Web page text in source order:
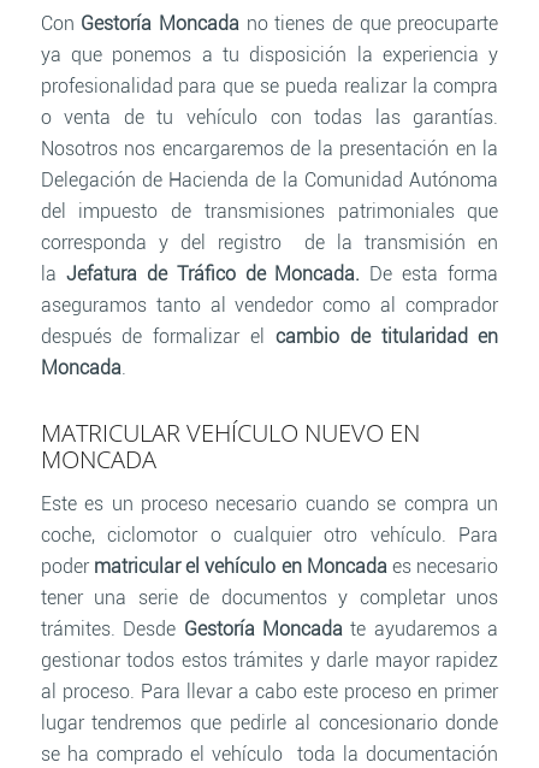
Con Gestoría Moncada no tienes de que preocuparte
ya que ponemos a tu disposición la experiencia y
profesionalidad para que se pueda realizar la compra
o venta de tu vehículo con todas las garantías.
Nosotros nos encargaremos de la presentación en la
Delegación de Hacienda de la Comunidad Autónoma
del impuesto de transmisiones patrimoniales que
corresponda y del registro de la transmisión en
la Jefatura de Tráfico de Moncada. De esta forma
aseguramos tanto al vendedor como al comprador
después de formalizar el cambio de titularidad en
Moncada
MATRICULAR VEHÍCULO NUEVO EN
MONCADA
Este es un proceso necesario cuando se compra un
coche, ciclomotor o cualquier otro vehículo. Para
poder matricular el vehículo en Moncadaes necesario
tener una serie de documentos y completar unos
trámites. Desde Gestoría Moncada te ayudaremos a
gestionar todos estos trámites y darle mayor rapidez
al proceso. Para llevar a cabo este proceso en primer
lugar tendremos que pedirle al concesionario donde
se ha comprado el vehículo toda la documentación